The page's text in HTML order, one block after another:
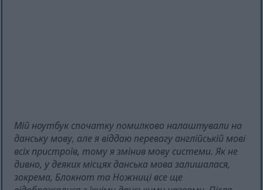
Мій ноутбук спочатку помилково налаштували на
данську мову, але я віддаю перевагу англійській мові
всіх пристроїв, тому я змінив мову системи. Як не
дивно, у деяких місцях данська мова залишалася,
зокрема, Блокнот та Ножниці все ще